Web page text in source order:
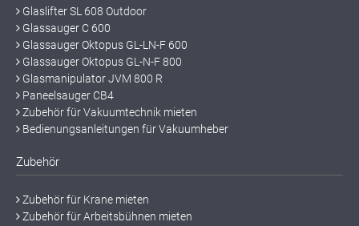
Glaslifter SL 608 Outdoor
Glassauger C 600
Glassauger Oktopus GL-LN-F 600
Glassauger Oktopus GL-N-F 800
Glasmanipulator JVM 800 R
Paneelsauger CB4
Zubehör für Vakuumtechnik mieten
Bedienungsanleitungen für Vakuumheber
Zubehör
Zubehör für Krane mieten
Zubehör für Arbeitsbühnen mieten